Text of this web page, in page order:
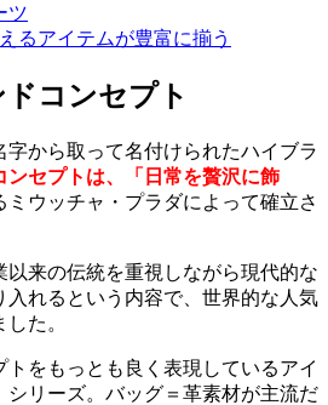
ツ
るアイテムが豊富に揃う
コンセプト
字から取って名付けられたハイブラ
ンセプトは、「日常を贅沢に飾
ミウッチャ・プラダによって確立さ
以来の伝統を重視しながら現代的な
入れるという内容で、世界的な人気
た。
をもっとも良く表現しているアイ
シリーズ。バッグ＝革素材が主流だ